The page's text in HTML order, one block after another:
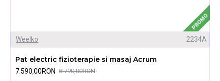
PROMO
Weelko 2234A
Pat electric fizioterapie si masaj Acrum
7.590,00RON 8.790,00RON